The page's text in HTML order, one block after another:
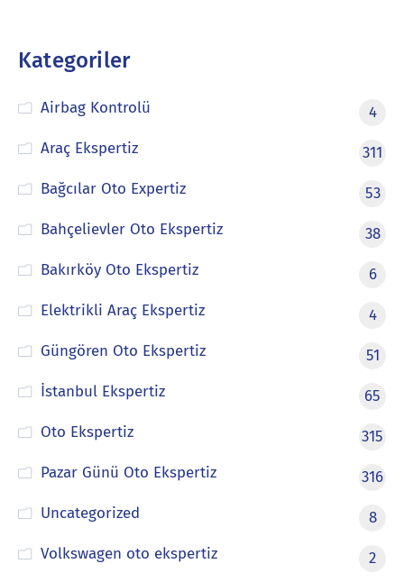
Kategoriler
Airbag Kontrolü
4
Araç Ekspertiz
311
Bağcılar Oto Expertiz
53
Bahçelievler Oto Ekspertiz
38
Bakırköy Oto Ekspertiz
6
Elektrikli Araç Ekspertiz
4
Güngören Oto Ekspertiz
51
İstanbul Ekspertiz
65
Oto Ekspertiz
315
Pazar Günü Oto Ekspertiz
316
Uncategorized
8
Volkswagen oto ekspertiz
2